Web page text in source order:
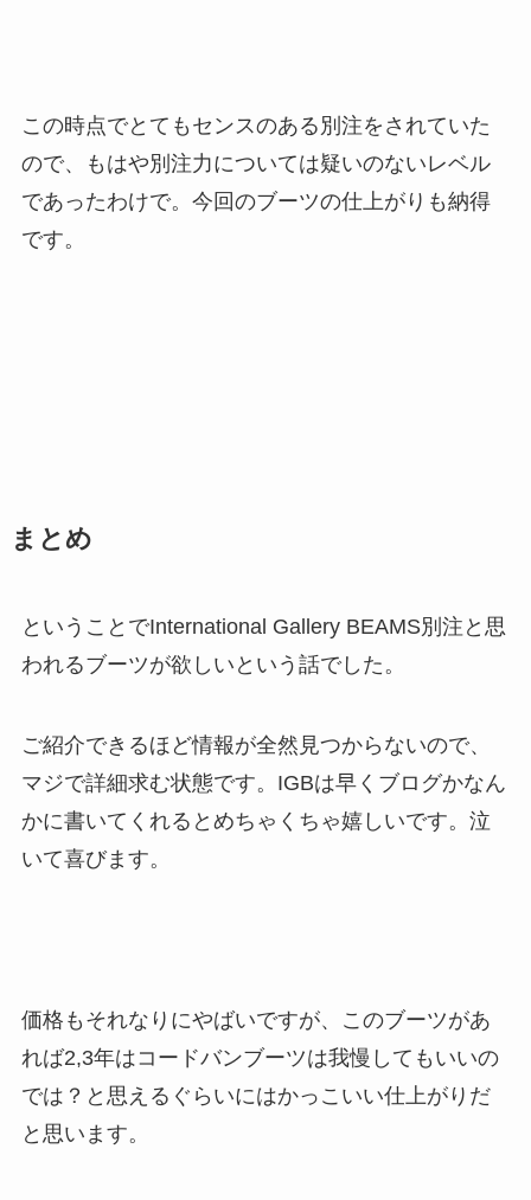
この時点でとてもセンスのある別注をされていた
ので、もはや別注力については疑いのないレベル
であったわけで。今回のブーツの仕上がりも納得
です。
まとめ
ということでInternational Gallery BEAMS別注と思
われるブーツが欲しいという話でした。
ご紹介できるほど情報が全然見つからないので、
マジで詳細求む状態です。IGBは早くブログかなん
かに書いてくれるとめちゃくちゃ嬉しいです。泣
いて喜びます。
価格もそれなりにやばいですが、このブーツがあ
れば2,3年はコードバンブーツは我慢してもいいの
では？と思えるぐらいにはかっこいい仕上がりだ
と思います。